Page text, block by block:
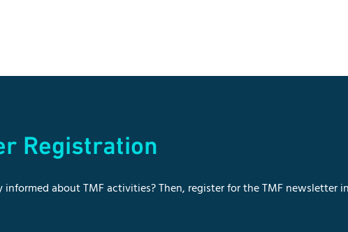
Registration
about TMF activities? Then, register for the TMF newsletter